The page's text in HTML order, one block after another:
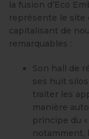
la fusion d’Eco
représente le site
capitalisant de
remarquables :
Son hall de
ses huit
traiter les
manière
principe du
notamment,